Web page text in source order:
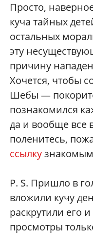
Просто,
куча тайных
остальных
эту
причину
Хочется, чтобы
Шебы —
познакомился
да и вообще все
поленитесь,
ссылку
P. S. Пришло в
вложили кучу
раскрутили его
просмотры